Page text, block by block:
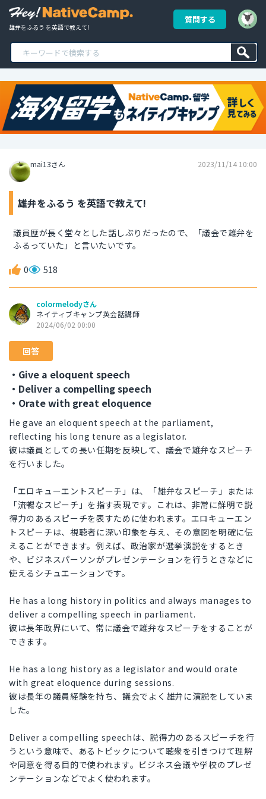
雄弁をふるう を英語で教えて!
質問する
mai13さん 2023/11/14 10:00
雄弁をふるう を英語で教えて!
議員歴が長く堂々とした話しぶりだったので、「議会で雄弁を
ふるっていた」と言いたいです。
0 518
colormelodyさん
ネイティブキャンプ英会話講師
2024/06/02 00:00
回答
・Give a eloquent speech
・Deliver a compelling speech
・Orate with great eloquence
He gave an eloquent speech at the parliament,
reflecting his long tenure as a legislator.
彼は議員としての長い任期を反映して、議会で雄弁なスピーチ
を行いました。
「エロキューエントスピーチ」は、「雄弁なスピーチ」または
「流暢なスピーチ」を指す表現です。これは、非常に鮮明で説
得力のあるスピーチを表すために使われます。エロキューエン
トスピーチは、視聴者に深い印象を与え、その意図を明確に伝
えることができます。例えば、政治家が選挙演説をするとき
や、ビジネスパーソンがプレゼンテーションを行うときなどに
使えるシチュエーションです。
He has a long history in politics and always manages to
deliver a compelling speech in parliament.
彼は長年政界にいて、常に議会で雄弁なスピーチをすることが
できます。
He has a long history as a legislator and would orate
with great eloquence during sessions.
彼は長年の議員経験を持ち、議会でよく雄弁に演説をしていま
した。
Deliver a compelling speechは、説得力のあるスピーチを行
うという意味で、あるトピックについて聴衆を引きつけて理解
や同意を得る目的で使われます。ビジネス会議や学校のプレゼ
ンテーションなどでよく使われます。